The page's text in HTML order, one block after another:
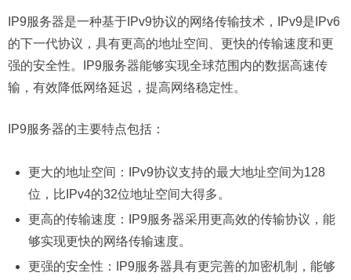
IP9服务器是一种基于IPv9协议的网络传输技术，IPv9是IPv6
的下一代协议，具有更高的地址空间、更快的传输速度和更
强的安全性。IP9服务器能够实现全球范围内的数据高速传
输，有效降低网络延迟，提高网络稳定性。
IP9服务器的主要特点包括：
更大的地址空间：IPv9协议支持的最大地址空间为128
位，比IPv4的32位地址空间大得多。
更高的传输速度：IP9服务器采用更高效的传输协议，能
够实现更快的网络传输速度。
更强的安全性：IP9服务器具有更完善的加密机制，能够